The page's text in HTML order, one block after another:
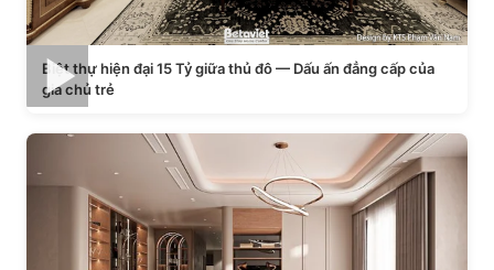
Biệt thự hiện đại 15 Tỷ giữa thủ đô — Dấu ấn đẳng cấp của
gia chủ trẻ